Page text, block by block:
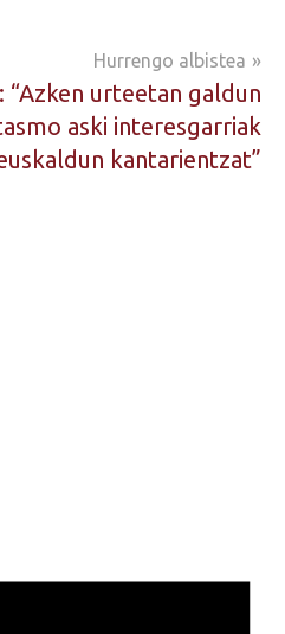
Hurrengo albistea
“Azken urteetan galdun
aski interesgarriak
kantarientzat”